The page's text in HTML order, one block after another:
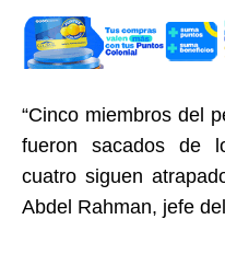
“Cinco miembros del
fueron sacados de
cuatro siguen
Abdel Rahman, jefe